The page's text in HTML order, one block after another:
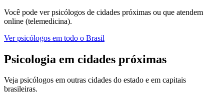
Você pode verpsicólogos de cidades próximas ou que atendem
online (telemedicina).
Verpsicólogos em todo o Brasil
Psicologia em cidades próximas
Veja psicólogos em outras cidades do estado e em capitais
brasileiras.